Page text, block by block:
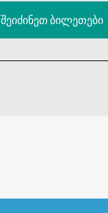
შეიძინეთ ბილეთები